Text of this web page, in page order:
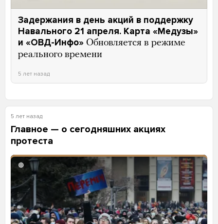
Задержания в день акций в поддержку
Навального 21 апреля. Карта «Медузы»
и «ОВД-Инфо» Обновляется в режиме
реального времени
5 лет назад
5 лет назад
Главное — о сегодняшних акциях
протеста
🔴